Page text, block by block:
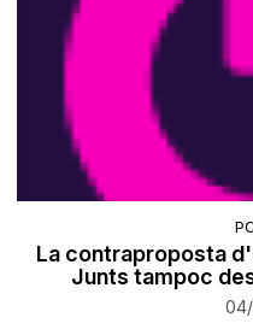
La contraproposta
Junts tampoc